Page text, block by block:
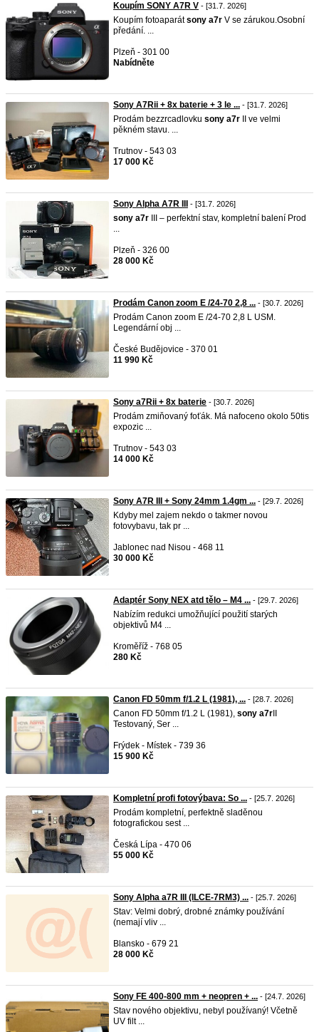
Koupím SONY A7R V - [31.7. 2026]
Koupím fotoaparátsony a7r V se zárukou.Osobní
předání. ...
Plzeň - 301 00
Nabídněte
Sony A7Rii + 8x baterie + 3 le ... - [31.7. 2026]
Prodám bezzrcadlovku sony a7r II ve velmi
pěkném stavu. ...
Trutnov - 543 03
17 000 Kč
Sony Alpha A7R III - [31.7. 2026]
sony a7r III – perfektní stav, kompletní balení Prod
...
Plzeň - 326 00
28 000 Kč
Prodám Canon zoom E /24-70 2,8 ... - [30.7. 2026]
Prodám Canon zoom E /24-70 2,8 L USM.
Legendární obj ...
České Budějovice - 370 01
11 990 Kč
Sony a7Rii + 8x baterie - [30.7. 2026]
Prodám zmiňovaný foťák. Má nafoceno okolo 50tis
expozic ...
Trutnov - 543 03
14 000 Kč
Sony A7R III + Sony 24mm 1.4gm ... - [29.7. 2026]
Kdyby mel zajem nekdo o takmer novou
fotovybavu, tak pr ...
Jablonec nad Nisou - 468 11
30 000 Kč
Adaptér Sony NEX atd tělo – M4 ... - [29.7. 2026]
Nabízím redukci umožňující použití starých
objektivů M4 ...
Kroměříž - 768 05
280 Kč
Canon FD 50mm f/1.2 L (1981), ... - [28.7. 2026]
Canon FD 50mm f/1.2 L (1981), sony a7r
Testovaný, Ser ...
Frýdek - Místek - 739 36
15 900 Kč
Kompletní profi fotovýbava: So ... - [25.7. 2026]
Prodám kompletní, perfektně sladěnou
fotografickou sest ...
Česká Lípa - 470 06
55 000 Kč
Sony Alpha a7R III (ILCE-7RM3) ... - [25.7. 2026]
Stav: Velmi dobrý, drobné známky používání
(nemají vliv ...
Blansko - 679 21
28 000 Kč
Sony FE 400-800 mm + neopren + ... - [24.7. 2026]
Stav nového objektivu, nebyl používaný! Včetně
UV filt ...